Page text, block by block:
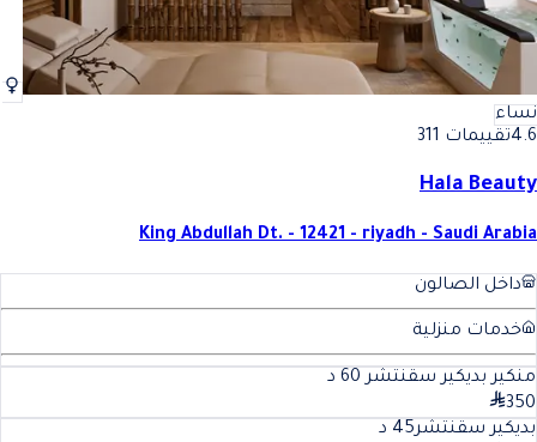
نساء
4.6تقييمات 311
Hala Beauty
King Abdullah Dt. - 12421 - riyadh - Saudi Arabia
داخل الصالون
خدمات منزلية
منكير بديكير سقنتشر 60 د
350
بديكير سقنتشر45 د